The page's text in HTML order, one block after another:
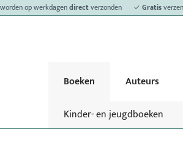
op werkdagendirectverzonden ✓ Gratis
Boeken Auteurs
Kinder- en jeugdboeken